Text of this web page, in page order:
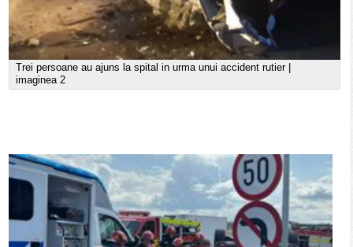
Trei persoane au ajuns la spital in urma unui accident rutier |
imaginea 2